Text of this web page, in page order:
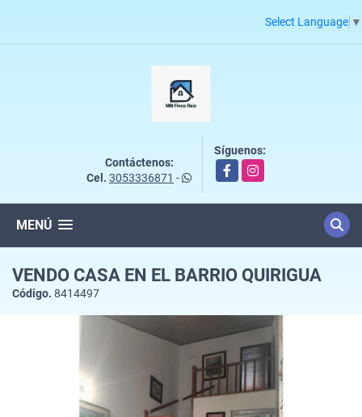
Select Language ▼
Contáctenos:
Cel. 3053336871 -
Síguenos:
FacebookInstagram
MENÚ
VENDO CASA EN EL BARRIO QUIRIGUA
Código. 8414497